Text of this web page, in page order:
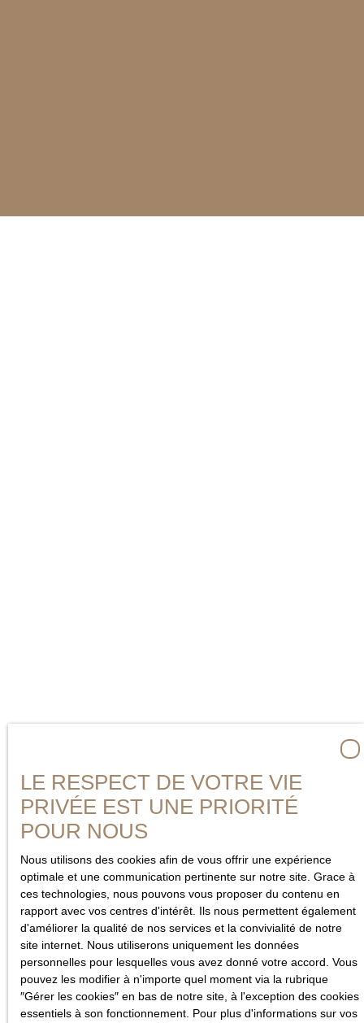
LE RESPECT DE VOTRE VIE
PRIVÉE EST UNE PRIORITÉ
POUR NOUS
Nous utilisons des cookies afin de vous offrir une expérience
optimale et une communication pertinente sur notre site. Grace à
ces technologies, nous pouvons vous proposer du contenu en
rapport avec vos centres d'intérêt. Ils nous permettent également
d'améliorer la qualité de nos services et la convivialité de notre
site internet. Nous utiliserons uniquement les données
personnelles pour lesquelles vous avez donné votre accord. Vous
pouvez les modifier à n'importe quel moment via la rubrique
″Gérer les cookies″ en bas de notre site, à l'exception des cookies
essentiels à son fonctionnement. Pour plus d'informations sur vos